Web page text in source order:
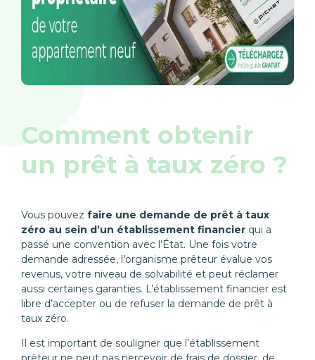
Comment obtenir
un prêt à taux zéro ?
Vous pouvez faire une demande de prêt à taux
zéro au sein d’un établissement financier qui a
passé une convention avec l’État. Une fois votre
demande adressée, l’organisme prêteur évalue vos
revenus, votre niveau de solvabilité et peut réclamer
aussi certaines garanties. L’établissement financier est
libre d’accepter ou de refuser la demande de prêt à
taux zéro.
Il est important de souligner que l’établissement